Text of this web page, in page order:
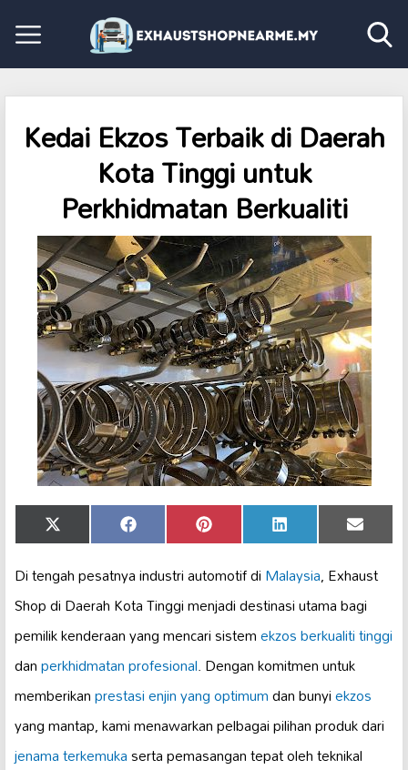
Kedai Ekzos Terbaik di Daerah
Kota Tinggi untuk
Perkhidmatan Berkualiti
Share
on
X
(Twitter)
Share
on
Facebook Share
on
Pinterest Share
on
LinkedIn Share
on
Email
Di tengah pesatnya industri automotif diMalaysia, Exhaust
Shop di Daerah Kota Tinggi menjadi destinasi utama bagi
pemilik kenderaan yang mencari sistemekzos berkualiti tinggi
danperkhidmatan profesional. Dengan komitmen untuk
memberikanprestasi enjin yang optimumdan bunyiekzos
yang mantap, kami menawarkan pelbagai pilihan produk dari
jenama terkemukaserta pemasangan tepat oleh teknikal